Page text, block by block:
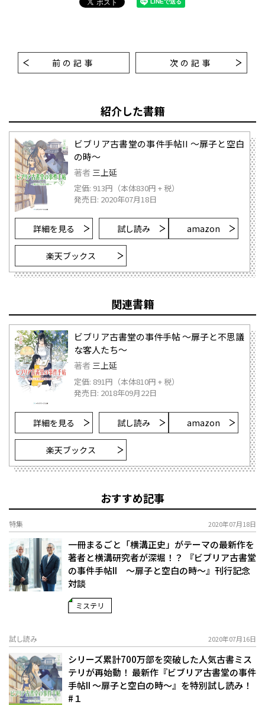
前の記事 次の記事
紹介した書籍
ビブリア古書堂の事件手帖II ～扉子と空白
の時～
著者 三上延
定価: 913円（本体830円 + 税）
発売日: 2020年07月18日
詳細を見る 試し読み amazon
楽天ブックス
関連書籍
ビブリア古書堂の事件手帖 ～扉子と不思議
な客人たち～
著者 三上延
定価: 891円（本体810円 + 税）
発売日: 2018年09月22日
詳細を見る 試し読み amazon
楽天ブックス
おすすめ記事
特集 2020年07月18日
一冊まるごと「横溝正史」がテーマの最新作を
著者と横溝研究者が深堀！？ 『ビブリア古書堂
の事件手帖II ～扉子と空白の時～』刊行記念
対談
ミステリ
試し読み 2020年07月16日
シリーズ累計700万部を突破した人気古書ミス
テリが再始動！ 最新作『ビブリア古書堂の事件
手帖II ～扉子と空白の時～』を特別試し読み！
#１